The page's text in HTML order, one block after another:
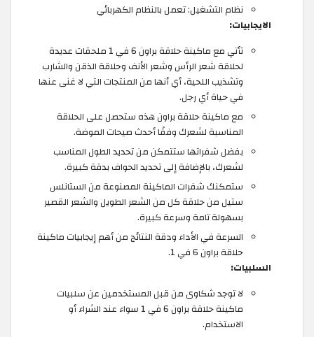
نظام التشغيل: تعمل بالنظام الكهربائي
الايجابيات:
تأتي مع ماكينة حلاقة براون 6 في 1 ملحقات عديدة
لحلاقة شعر الرأس وشعر الأنف وحلاقة الذقن والشارب
وتشذيب اللحية، أي أنها من المنتجات التي لا غنى عنها
في حياة أي رجل.
مع ماكينة حلاقة براون هذه ستحصل على الحلاقة
المناسبة لشعرك وفقًا أحدث صيحات الموضة.
بفضل شفراتها ستتمكن من تحديد الطول المناسب
لشعرك، بالإضافة إلى تحديد الحواف بدقة كبيرة.
ستمكنك شفرات الماكينة المصنوعة من الستانلس
ستيل من حلاقة كل من الشعر الطويل والشعر القصير
بسهولة تامة وسرعة كبيرة.
السرعة في الأداء ودقة النتائج من أهم إيجابيات ماكينة
حلاقة براون 6 في 1.
السلبيات:
لا توجد شكاوى من قبل المستخدمين عن سلبيات
ماكينة حلاقة براون 6 في 1 سواء عند الشراء أو
الاستخدام.